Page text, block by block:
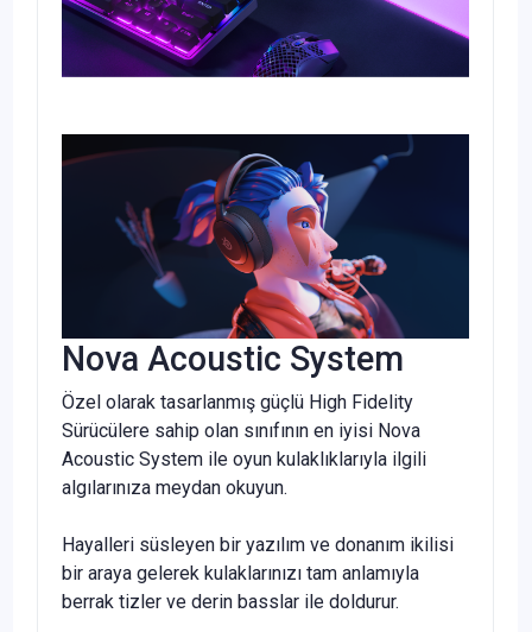
Nova Acoustic System
Özel olarak tasarlanmış güçlü High Fidelity
Sürücülere sahip olan sınıfının en iyisi Nova
Acoustic System ile oyun kulaklıklarıyla ilgili
algılarınıza meydan okuyun.
Hayalleri süsleyen bir yazılım ve donanım ikilisi
bir araya gelerek kulaklarınızı tam anlamıyla
berrak tizler ve derin basslar ile doldurur.